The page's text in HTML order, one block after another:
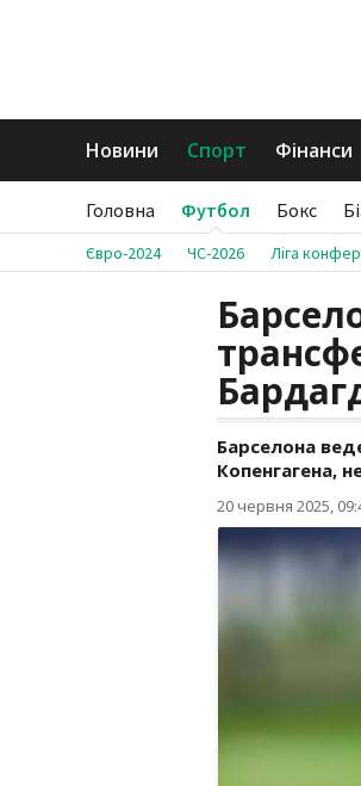
Новини Спорт Фінанси
Головна Футбол Бокс
Євро-2024 ЧС-2026 Ліга
Барселона
Копенгагена,
20 червня 2025,